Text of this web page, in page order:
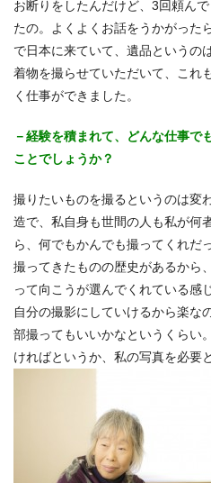
お断りをしたんだけど、3回頼ん
たの。よくよくお話をうかがった
で日本に来ていて、遺品というの
着物を撮らせていただいて、これ
く仕事ができました。
－経験を積まれて、どんな仕事で
ことでしょうか？
撮りたいものを撮るというのは変
造で、私自身も世間の人も私が何
ら、何でもかんでも撮ってくれだ
撮ってきたものの歴史があるから
って向こうが選んでくれている感
自分の撮影にしていけるから楽な
部撮ってもいいかなというくらい
ければというか、私の写真を必要